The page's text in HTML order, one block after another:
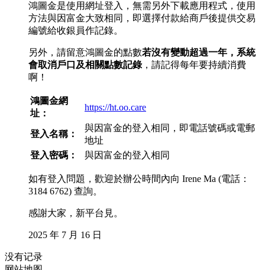
鴻圖金是使用網址登入，無需另外下載應用程式，使用
方法與因富金大致相同，即選擇付款給商戶後提供交易
編號給收銀員作記錄。
另外，請留意鴻圖金的點數若沒有變動超過一年，系統
會取消戶口及相關點數記錄，請記得每年要持續消費
啊！
鴻圖金網
址：
https://ht.oo.care
登入名稱：
與因富金的登入相同，即電話號碼或電郵
地址
登入密碼：
與因富金的登入相同
如有登入問題，歡迎於辦公時間內向 Irene Ma (電話：
3184 6762) 查詢。
感謝大家，新平台見。
2025 年 7 月 16 日
没有记录